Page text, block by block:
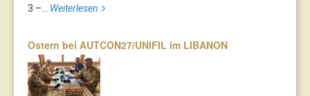
3 –... Weiterlesen
Ostern bei AUTCON27/UNIFIL im LIBANON